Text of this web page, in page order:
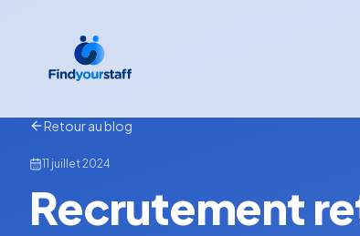
Retour au blog
11 juillet 2024
Recrutement